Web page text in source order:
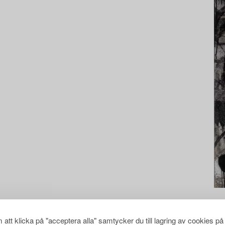
att klicka på "acceptera alla" samtycker du till lagring av cookies